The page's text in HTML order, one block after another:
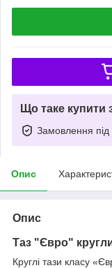
Що таке купити
Замовлення під
Опис
Опис
Таз "Євро"
Круглі тази класу